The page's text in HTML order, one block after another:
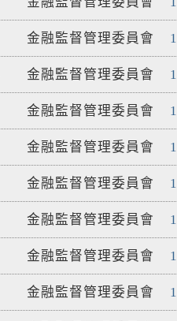
金融監督管理委員會
金融監督管理委員會
金融監督管理委員會
金融監督管理委員會
金融監督管理委員會
金融監督管理委員會
金融監督管理委員會
金融監督管理委員會